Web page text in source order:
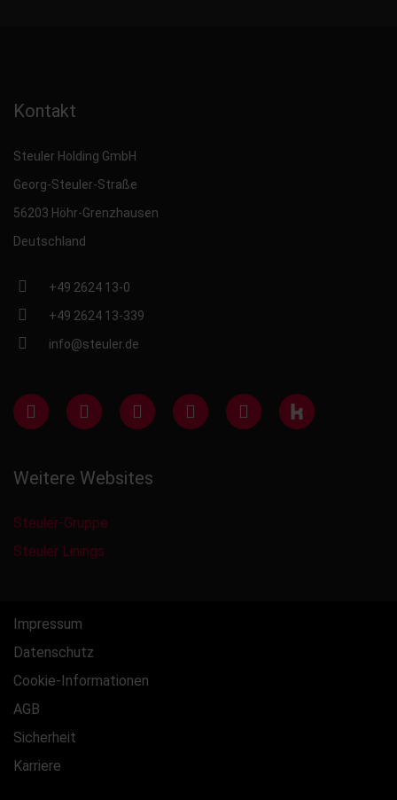
Kontakt
Steuler Holding GmbH
Georg-Steuler-Straße
56203 Höhr-Grenzhausen
Deutschland
+49 2624 13-0
+49 2624 13-339
info@steuler.de
Weitere Websites
Steuler-Gruppe
Steuler Linings
Impressum
Datenschutz
Cookie-Informationen
AGB
Sicherheit
Karriere